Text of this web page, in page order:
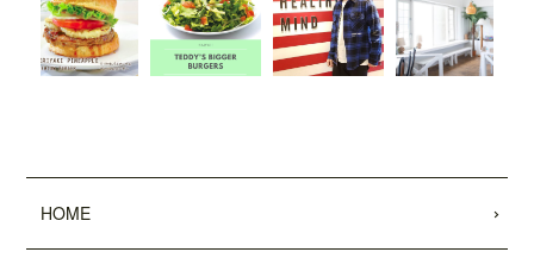
2022.04.04
「東京カレンダー」2022年5月号に、中目
黒店の
「5倍激辛バーガー」が掲載されま
HOME